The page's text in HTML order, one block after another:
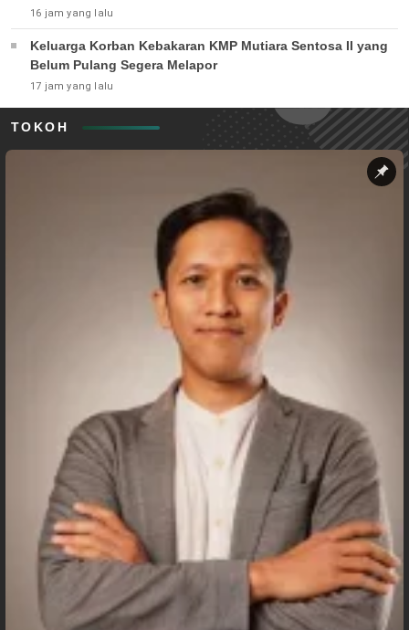
16 jam yang lalu
Keluarga Korban Kebakaran KMP Mutiara Sentosa II yang
Belum Pulang Segera Melapor
17 jam yang lalu
TOKOH